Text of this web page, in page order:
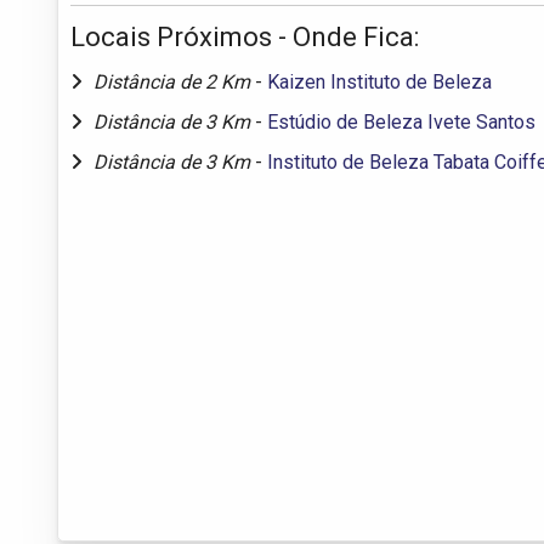
Locais Próximos - Onde Fica:
Distância de 2 Km - Kaizen Instituto de Beleza
Distância de 3 Km - Estúdio de Beleza Ivete Santos
Distância de 3 Km - Instituto de Beleza Tabata